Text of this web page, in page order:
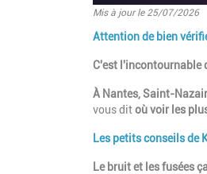
Mis à jour le 25/07/2026
Introduction
Attention de bien
C'est l'incontournable
À Nantes, Saint-
vous ditoù voir les
Les petits conseils de
Le bruit et les fusées